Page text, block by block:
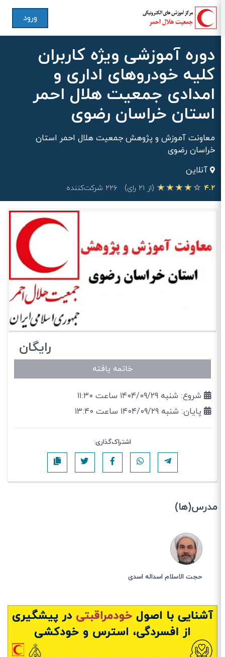
ورود
دوره آموزشی ویژه کاربران
کلیه خودروهای اداری و
امدادی جمعیت هلال احمر
استان خراسان رضوی
معاونت آموزش و پژوهش جمعیت هلال احمر استان
خراسان رضوی
آنلاین
۴.۲ (از ۲۱ رای) ۲۲۶ شرکت‌کننده
رایگان
خاتمه یافته
شروع: شنبه ۱۴۰۴/۰۹/۲۹ ساعت ۱۱:۳۰
پایان: شنبه ۱۴۰۴/۰۹/۲۹ ساعت ۱۳:۴۰
اشتراک‌گذاری:
مدرس(ها)
حجت الاسلام اسداله اسدی